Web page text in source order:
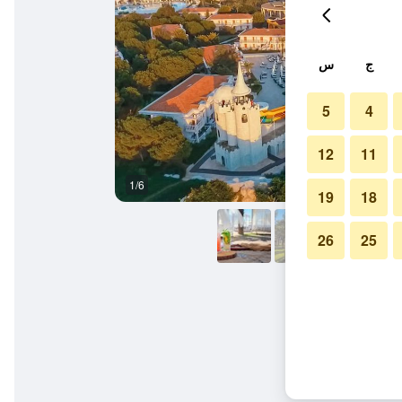
1/6
ج س
4
5
11
12
18
19
25
26